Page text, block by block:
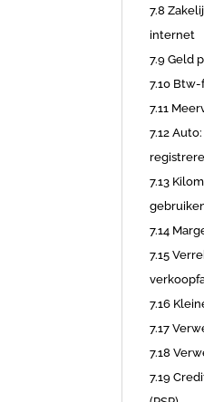
7.8
internet
7.9 Geld
7.10
7.11
7.12
7.13
7.14
7.15
7.16
7.17
7.18
7.19